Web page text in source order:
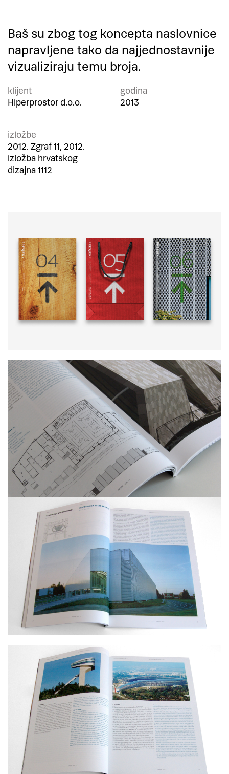
Baš su zbog tog koncepta naslovnice
napravljene tako da najjednostavnije
vizualiziraju temu broja.
klijent
Hiperprostor d.o.o.
godina
2013
izložbe
2012. Zgraf 11, 2012.
izložba hrvatskog
dizajna 1112